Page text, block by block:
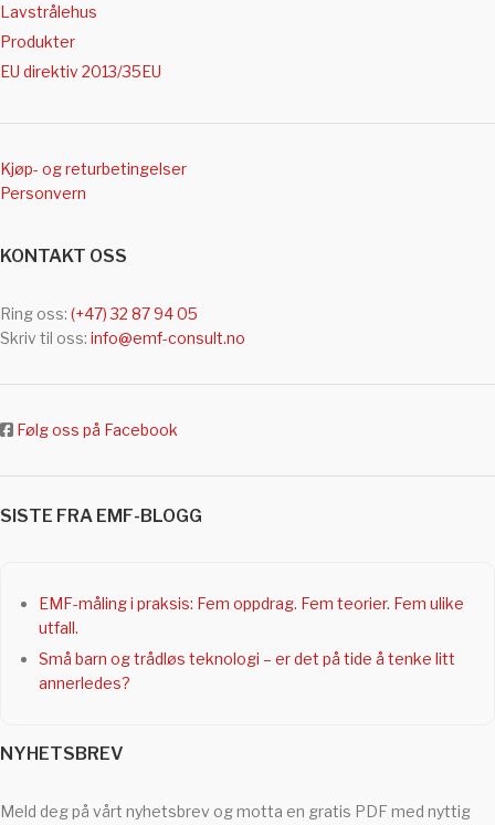
Lavstrålehus
Produkter
EU direktiv 2013/35EU
Kjøp- og returbetingelser
Personvern
KONTAKT OSS
Ring oss: (+47) 32 87 94 05
Skriv til oss: info@emf-consult.no
Følg oss på Facebook
SISTE FRA EMF-BLOGG
EMF-måling i praksis: Fem oppdrag. Fem teorier. Fem ulike
utfall.
Små barn og trådløs teknologi – er det på tide å tenke litt
annerledes?
NYHETSBREV
Meld deg på vårt nyhetsbrev og motta en gratis PDF med nyttig